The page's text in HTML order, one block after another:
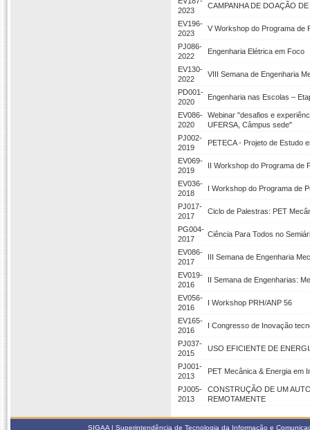
2023
CAMPANHA DE DOAÇÃO
EV196-
2023
V Workshop do Programa de
PJ086-
2022
Engenharia Elétrica em Foco
EV130-
2022
VIII Semana de Engenharia
PD001-
2020
Engenharia nas Escolas –
EV086-
2020
Webinar "desafios e
UFERSA, Câmpus sede"
PJ002-
2019
PETECA - Projeto de Estudo
EV069-
2019
II Workshop do Programa de
EV036-
2018
I Workshop do Programa de
PJ017-
2017
Ciclo de Palestras: PET
PG004-
2017
Ciência Para Todos no
EV086-
2017
III Semana de Engenharia
EV019-
2016
II Semana de Engenharias:
EV056-
2016
I Workshop PRH/ANP 56
EV165-
2016
I Congresso de Inovação
PJ037-
2015
USO EFICIENTE DE
PJ001-
2013
PET Mecânica & Energia em
PJ005-
2013
CONSTRUÇÃO DE UM
REMOTAMENTE
SIGAA | Superintendência de Tecnologia da Informação e